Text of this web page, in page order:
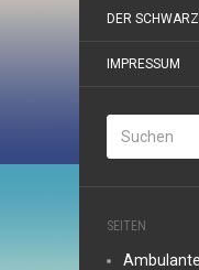
DER
IMPRESSUM
SEITEN